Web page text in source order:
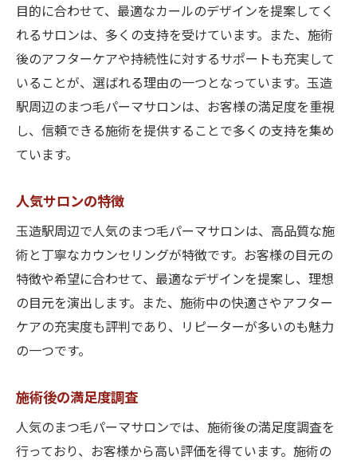
目的に合わせて、最適なカールのデザインを提案してく
れるサロンは、多くの支持を受けています。また、施術
後のアフターケアや持続性に対するサポートも充実して
いることが、選ばれる理由の一つとなっています。玉造
駅周辺のまつ毛パーマサロンは、お客様の満足度を重視
し、信頼できる施術を提供することで多くの支持を集め
ています。
人気サロンの特徴
玉造駅周辺で人気のまつ毛パーマサロンは、高品質な施
術と丁寧なカウンセリングが特徴です。お客様の目元の
特徴や希望に合わせて、最適なデザインを提案し、理想
の目元を演出します。また、施術中の快適さやアフター
ケアの充実度も評判であり、リピーターが多いのも魅力
の一つです。
施術後の満足度調査
人気のまつ毛パーマサロンでは、施術後の満足度調査を
行っており、お客様から高い評価を得ています。施術の